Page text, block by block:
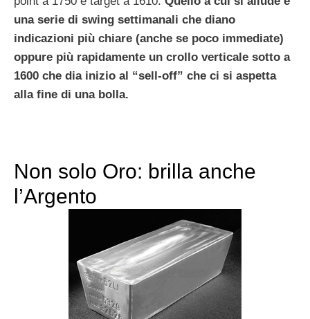
una serie di swing settimanali che diano
indicazioni più chiare (anche se poco immediate)
oppure più rapidamente un crollo verticale sotto a
1600 che dia inizio al “sell-off” che ci si aspetta
alla fine di una bolla.
Non solo Oro: brilla anche
l’Argento